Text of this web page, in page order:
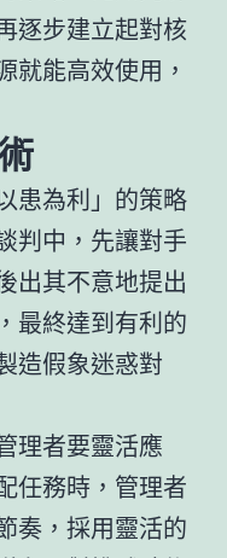
逐步建立起對核
就能高效使用，
患為利」的策略
判中，先讓對手
出其不意地提出
最終達到有利的
造假象迷惑對
理者要靈活應
任務時，管理者
奏，採用靈活的